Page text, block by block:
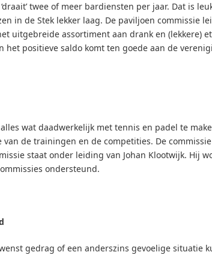
twee of meer bardiensten per jaar. Dat is
in de Stek lekker laag. De paviljoen commissie
uitgebreide assortiment aan drank en (lekkere)
het positieve saldo komt ten goede aan de
wat daadwerkelijk met tennis en padel te
de trainingen en de competities. De
staat onder leiding van Johan Klootwijk. Hij
ondersteund.
gedrag of een anderszins gevoelige situatie